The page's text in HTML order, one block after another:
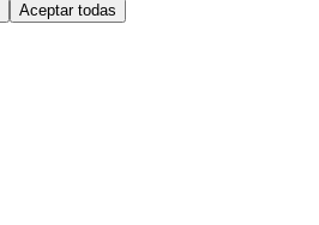
Aceptar todas